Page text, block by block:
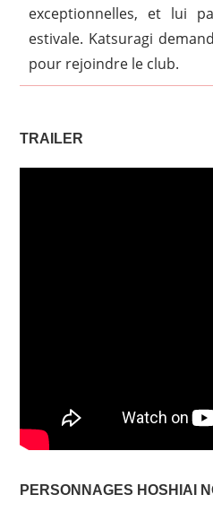
exceptionnelles, et lui
estivale. Katsuragi
pour rejoindre le club.
TRAILER
PERSONNAGES HOSHIAI